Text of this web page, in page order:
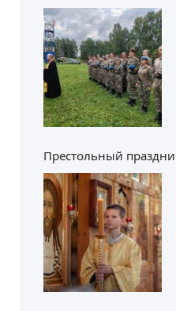
Престольный